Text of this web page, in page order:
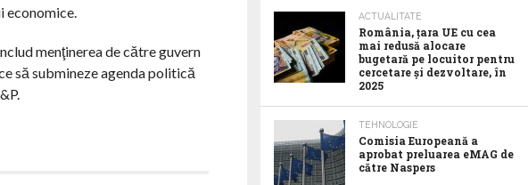
economice.
menţinerea de către guvern
să submineze agenda politică
ACTUALITATE
România, țara UE cu cea
mai redusă alocare
bugetară pe locuitor pentru
cercetare și dezvoltare, în
2025
TEHNOLOGIE
Comisia Europeană a
aprobat preluarea eMAG de
către Naspers